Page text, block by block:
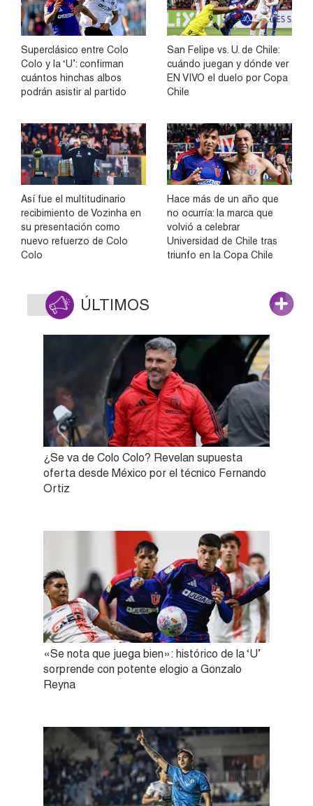
Superclásico entre Colo
Colo y la ‘U’: confirman
cuántos hinchas albos
podrán asistir al partido
San Felipe vs. U. de Chile:
cuándo juegan y dónde ver
EN VIVO el duelo por Copa
Chile
Así fue el multitudinario
recibimiento de Vozinha en
su presentación como
nuevo refuerzo de Colo
Colo
Hace más de un año que
no ocurría: la marca que
volvió a celebrar
Universidad de Chile tras
triunfo en la Copa Chile
ÚLTIMOS
¿Se va de Colo Colo? Revelan supuesta
oferta desde México por el técnico Fernando
Ortiz
«Se nota que juega bien»: histórico de la ‘U’
sorprende con potente elogio a Gonzalo
Reyna